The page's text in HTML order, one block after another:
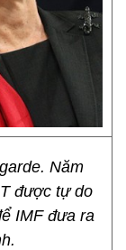
Năm
được tự do
IMF đưa ra